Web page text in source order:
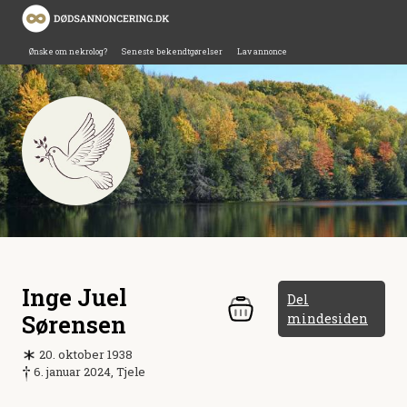
Ønske om nekrolog? Seneste bekendtgørelser Lav annonce
Inge Juel
Sørensen
Del
mindesiden
20. oktober 1938
6. januar 2024, Tjele